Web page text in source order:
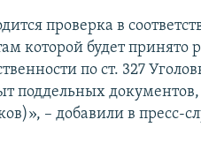
проверка в
которой будет принято
по ст. 327
поддельных
– добавили в пресс-